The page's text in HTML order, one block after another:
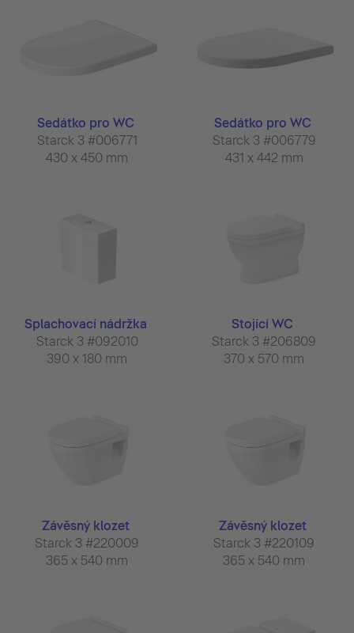
Sedátko pro WC
Starck 3 #006771
430 x 450 mm
Sedátko pro WC
Starck 3 #006779
431 x 442 mm
Splachovací nádržka
Starck 3 #092010
390 x 180 mm
Stojící WC
Starck 3 #206809
370 x 570 mm
Závěsný klozet
Starck 3 #220009
365 x 540 mm
Závěsný klozet
Starck 3 #220109
365 x 540 mm